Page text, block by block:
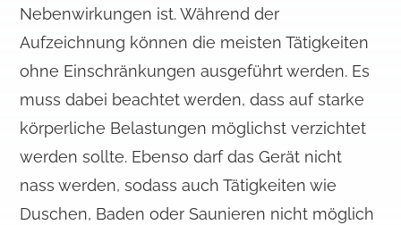
Nebenwirkungen ist. Während der
Aufzeichnung können die meisten Tätigkeiten
ohne Einschränkungen ausgeführt werden. Es
muss dabei beachtet werden, dass auf starke
körperliche Belastungen möglichst verzichtet
werden sollte. Ebenso darf das Gerät nicht
nass werden, sodass auch Tätigkeiten wie
Duschen, Baden oder Saunieren nicht möglich